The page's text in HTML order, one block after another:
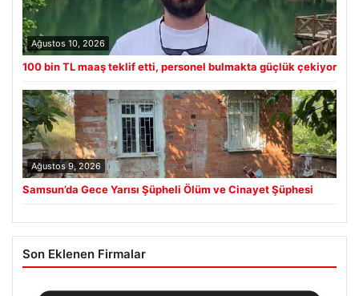
Ağustos 10, 2026
100 bin TL maaş teklif etti, personel bulmakta güçlük çekiyor
Ağustos 9, 2026
Samsun’da Gece Yarısı Şüpheli Ölüm ve Cinayet Şüphesi
Son Eklenen Firmalar